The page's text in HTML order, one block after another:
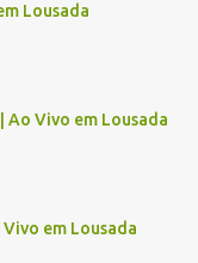
Lousada
Ao Vivo em Lousada
em Lousada